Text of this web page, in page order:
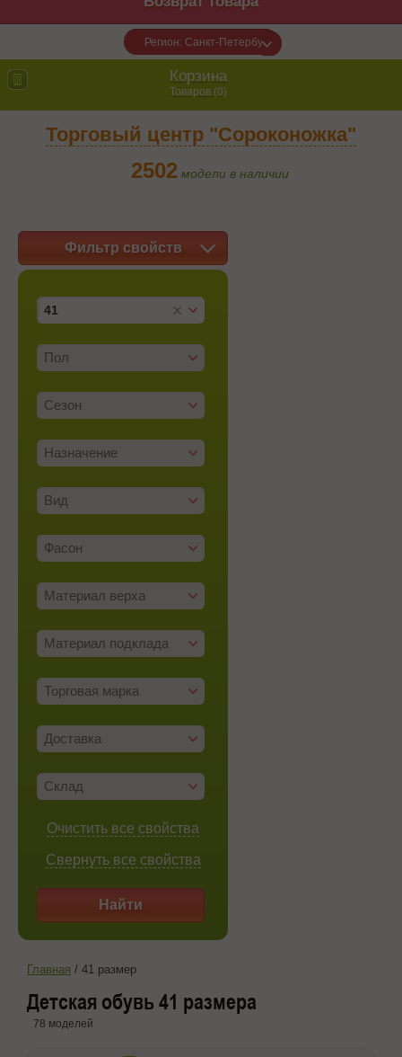
Регион: Санкт-Петербург
Корзина
Товаров (0)
Торговый центр "Сороконожка"
2502 модели в наличии
Фильтр свойств
41
Пол
Сезон
Назначение
Вид
Фасон
Материал верха
Материал подклада
Торговая марка
Доставка
Склад
Очистить все свойства
Свернуть все свойства
Найти
Главная / 41 размер
Детская обувь 41 размера
78 моделей